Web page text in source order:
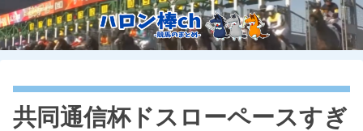
共同通信杯ドスローペースすぎ